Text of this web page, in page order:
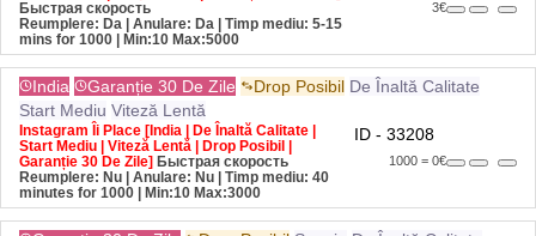
Reumplere: Da | Anulare: Da | Timp mediu: 5-15
mins for 1000 | Min:10 Max:5000
India Garanție 30 De Zile Drop Posibil De Înaltă Calitate
Start Mediu Viteză Lentă
Instagram Îi Place [India | De Înaltă Calitate |
Start Mediu | Viteză Lentă | Drop Posibil |
Garanție 30 De Zile] Быстрая скорость
Reumplere: Nu | Anulare: Nu | Timp mediu: 40
minutes for 1000 | Min:10 Max:3000
1000 = 0€
Garanție 30 De Zile Drop Posibil Spania De Înaltă Calitate